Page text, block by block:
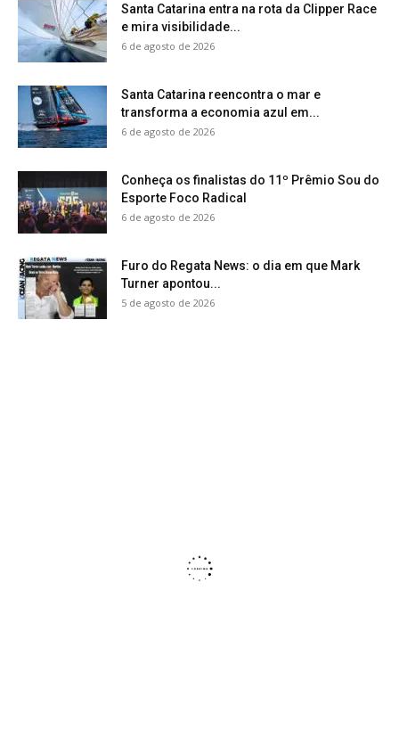
Santa Catarina entra na rota da Clipper Race
e mira visibilidade...
6 de agosto de 2026
Santa Catarina reencontra o mar e
transforma a economia azul em...
6 de agosto de 2026
Conheça os finalistas do 11º Prêmio Sou do
Esporte Foco Radical
6 de agosto de 2026
Furo do Regata News: o dia em que Mark
Turner apontou...
5 de agosto de 2026